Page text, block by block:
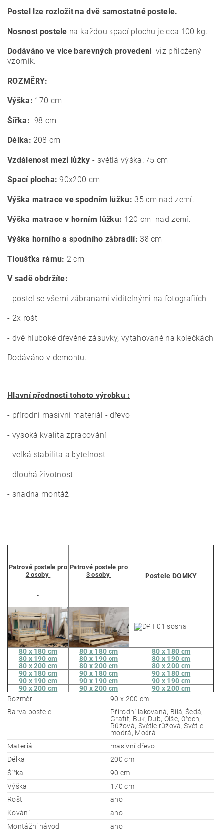
Postel lze rozložit na dvě samostatné postele.
Nosnost postele na každou spací plochu je cca 100 kg.
Dodáváno ve více barevných provedení viz přiložený
vzorník.
ROZMĚRY:
Výška: 170 cm
Šířka: 98 cm
Délka: 208 cm
Vzdálenost mezi lůžky - světlá výška: 75 cm
Spací plocha: 90x200 cm
Výška matrace ve spodním lůžku: 35 cm nad zemí.
Výška matrace v horním lůžku: 120 cm nad zemí.
Výška horního a spodního zábradlí: 38 cm
Tloušťka rámu: 2 cm
V sadě obdržíte:
- postel se všemi zábranami viditelnými na fotografiích
- 2x rošt
- dvě hluboké dřevěné zásuvky, vytahované na kolečkách
Dodáváno v demontu.
Hlavní přednosti tohoto výrobku :
- přírodní masivní materiál - dřevo
- vysoká kvalita zpracování
- velká stabilita a bytelnost
- dlouhá životnost
- snadná montáž
Patrové postele pro
2 osoby
Patrové postele pro
3 osoby
Postele DOMKY
80 x 180 cm 80 x 180 cm
80 x 180 cm
80 x 190 cm
80 x 190 cm
80 x 190 cm
80 x 200 cm
80 x 200 cm
80 x 200 cm
90 x 180 cm
90 x 180 cm
90 x 180 cm
90 x 190 cm
90 x 190 cm
90 x 190 cm
90 x 200 cm
90 x 200 cm
90 x 200 cm
Rozměr
90 x 200 cm
Barva postele
Přírodní lakovaná, Bílá, Šedá,
Grafit, Buk, Dub, Olše, Ořech,
Růžová, Světle růžová, Světle
modrá, Modrá
Materiál
masivní dřevo
Délka
200 cm
Šířka
90 cm
Výška
170 cm
Rošt
ano
Kování
ano
Montážní návod
ano